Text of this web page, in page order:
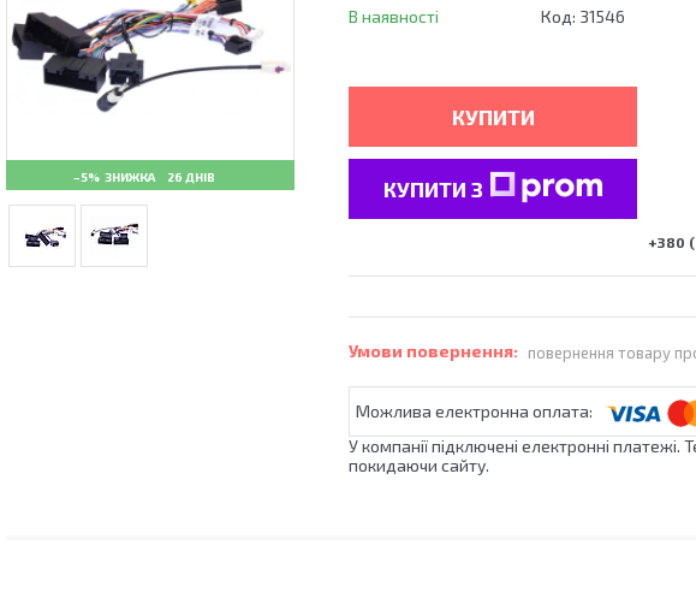
–5% 26 ДНІВ
В наявності Код: 31546
КУПИТИ
КУПИТИ З
+380
повернення товару
У компанії підключені електронні
покидаючи сайту.